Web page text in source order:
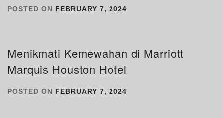
POSTED ON FEBRUARY 7, 2024
Menikmati Kemewahan di Marriott
Marquis Houston Hotel
POSTED ON FEBRUARY 7, 2024